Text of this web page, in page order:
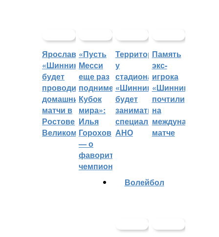
Ярославский
«Шинник»
будет
проводить
домашние
матчи в
Ростове
Великом
«Пусть
Месси
еще раз
поднимет
Кубок
мира»:
Илья
Горохов
— о
фаворитах
чемпионата
Территорией
у
стадиона
«Шинник»
будет
заниматься
специальное
АНО
Память
экс-
игрока
«Шинника»
почтили
на
международном
матче
Волейбол